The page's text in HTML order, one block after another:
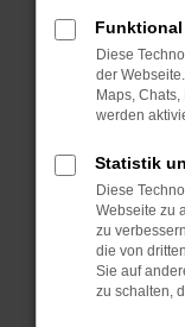
Fenster?
Starte
Das kann
Probleme
sind.
Veraltete
führen,
unterstützt
Funktional
Diese
der
Maps,
werden
Statistik
Diese
Webseite zu
zu
die von
Sie auf
zu schalten,